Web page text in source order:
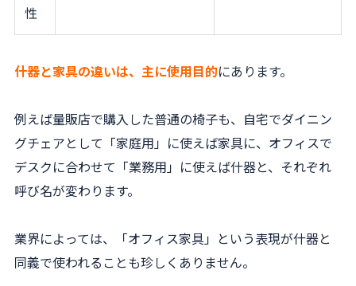
性
什器と家具の違いは、主に使用目的にあります。
例えば量販店で購入した普通の椅子も、自宅でダイニン
グチェアとして「家庭用」に使えば家具に、オフィスで
デスクに合わせて「業務用」に使えば什器と、それぞれ
呼び名が変わります。
業界によっては、「オフィス家具」という表現が什器と
同義で使われることも珍しくありません。